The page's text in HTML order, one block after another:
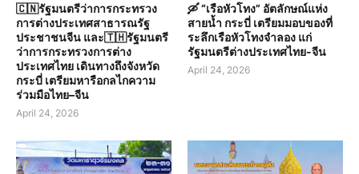
🇨🇳รัฐมนตรีว่าการกระทรวง
การต่างประเทศสาธารณรัฐ
ประชาชนจีน และ🇹🇭รัฐมนตรี
ว่าการกระทรวงการต่าง
ประเทศไทย เดินทางถึงจังหวัด
กระบี่ เตรียมหารือกลไกความ
ร่วมมือไทย–จีน
April 24, 2026
🛶 “เรือหัวโทง” อัตลักษณ์แห่ง
สายน้ำ กระบี่ เตรียมมอบของที่
ระลึกเรือหัวโทงจำลอง แก่
รัฐมนตรีต่างประเทศไทย-จีน
April 24, 2026